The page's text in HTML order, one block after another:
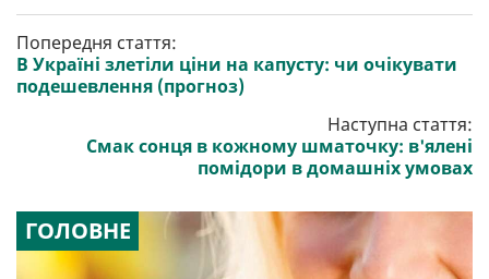
Попередня стаття:
В Україні злетіли ціни на капусту: чи очікувати
подешевлення (прогноз)
Наступна стаття:
Смак сонця в кожному шматочку: в'ялені
помідори в домашніх умовах
ГОЛОВНЕ